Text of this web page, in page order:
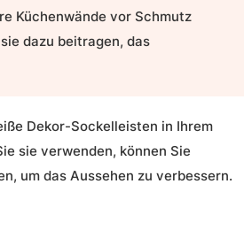
Küchenwände vor Schmutz
dazu beitragen, das
Dekor-Sockelleisten in Ihrem
sie verwenden, können Sie
um das Aussehen zu verbessern.